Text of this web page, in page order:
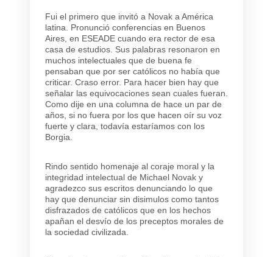
Fui el primero que invitó a Novak a América
latina. Pronunció conferencias en Buenos
Aires, en ESEADE cuando era rector de esa
casa de estudios. Sus palabras resonaron en
muchos intelectuales que de buena fe
pensaban que por ser católicos no había que
criticar. Craso error. Para hacer bien hay que
señalar las equivocaciones sean cuales fueran.
Como dije en una columna de hace un par de
años, si no fuera por los que hacen oír su voz
fuerte y clara, todavía estaríamos con los
Borgia.
Rindo sentido homenaje al coraje moral y la
integridad intelectual de Michael Novak y
agradezco sus escritos denunciando lo que
hay que denunciar sin disimulos como tantos
disfrazados de católicos que en los hechos
apañan el desvío de los preceptos morales de
la sociedad civilizada.